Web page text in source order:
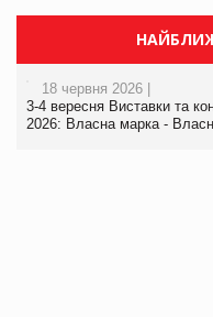
18 червня 2026 |
3-4 вересня Виставки та
2026: Власна марка -